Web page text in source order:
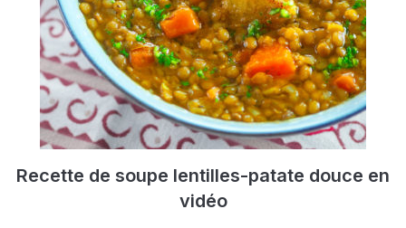
Recette de soupe lentilles-patate douce en
vidéo